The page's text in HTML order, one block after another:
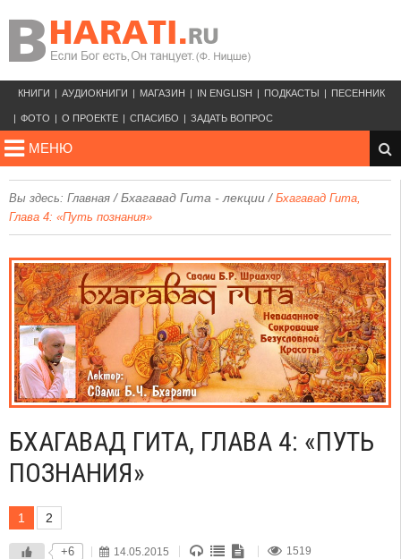
КНИГИ АУДИОКНИГИ МАГАЗИН IN ENGLISH ПОДКАСТЫ ПЕСЕННИК
ФОТО О ПРОЕКТЕ СПАСИБО ЗАДАТЬ ВОПРОС
МЕНЮ
Вы здесь: Главная /Бхагавад Гита - лекции / Бхагавад Гита,
Глава 4: «Путь познания»
БХАГАВАД ГИТА, ГЛАВА 4: «ПУТЬ
ПОЗНАНИЯ»
1 2
+6 14.05.2015 1519